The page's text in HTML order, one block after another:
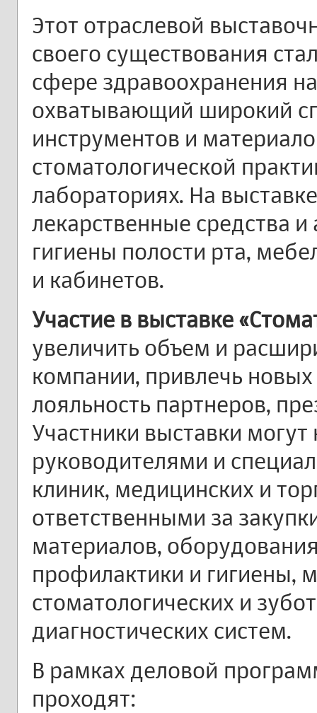
Этот отраслевой
своего существования
сфере здравоохранения
охватывающий широкий
инструментов и
стоматологической
лабораториях. На
лекарственные средства и
гигиены полости рта,
и кабинетов.
Участие в выставке
увеличить объем и
компании, привлечь
лояльность партнеров,
Участники выставки
руководителями и
клиник, медицинских и
ответственными за
материалов,
профилактики и гигиены,
стоматологических и
диагностических систем.
В рамках деловой
проходят: